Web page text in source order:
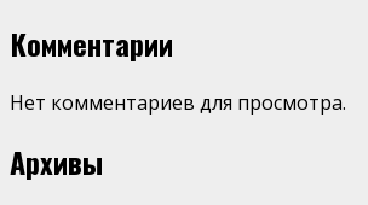
Комментарии
Нет комментариев для просмотра.
Архивы